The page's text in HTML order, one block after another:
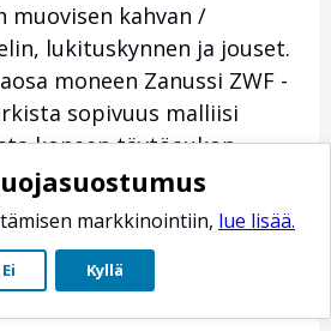
muovisen kahvan /
lukituskynnen ja jouset.
moneen Zanussi ZWF -
sopivuus malliisi
koneen täytöaukon
mallitarran tiedoilla.
150 g
2-7 arkipäivää
markkinointiin, lue lisää.
Ei Kyllä